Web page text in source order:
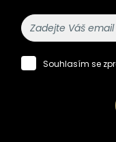
Souhlasím se